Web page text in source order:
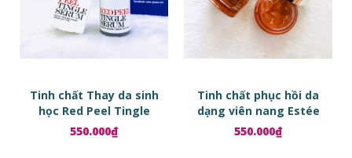
Tinh chất Thay da sinh
học Red Peel Tingle
Serum
550.000₫
Tinh chất phục hồi da
dạng viên nang Estée
Lauder Advanced Night
Repair Ampoules
550.000₫